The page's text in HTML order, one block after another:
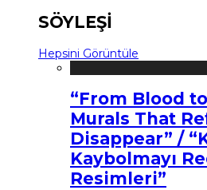
SÖYLEŞİ
Hepsini Görüntüle
“From Blood
Murals That
Disappear” /
Kaybolmayı
Resimleri”